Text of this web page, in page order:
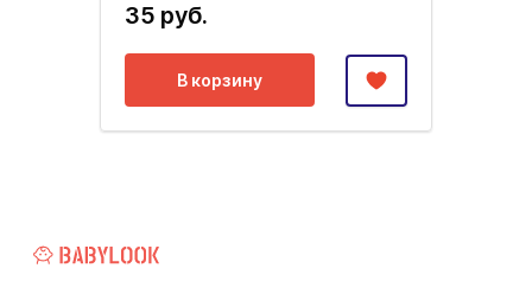
35 руб.
В корзину